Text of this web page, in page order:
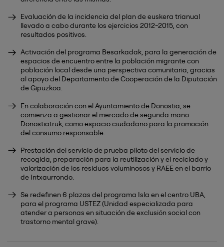
Evaluación de la incidencia del plan de euskera trianual
llevado a cabo durante los ejercicios 2012-2015, con
resultados positivos.
Activación del programa Besarkadak, para la generación de
espacios de encuentro entre la población migrante con
población local desde una perspectiva comunitaria, gracias
al apoyo del Departamento de Cooperación de la Diputación
de Gipuzkoa.
En colaboración con el Ayuntamiento de Donostia, se
comienza a gestionar el mercado de segunda mano
Donostiatruk, como espacio ciudadano para la promoción
del consumo responsable.
Prestación del servicio de prueba piloto del servicio de
recogida, preparación para la reutilización y el reciclado y
valorización de los residuos voluminosos y RAEE en el barrio
de Intxaurrondo.
Se redefinen 6 plazas del programa Isla en el centro UBA,
para el programa USTEZ (Unidad especializada para
atender a personas en situación de exclusión social con
trastorno mental grave).